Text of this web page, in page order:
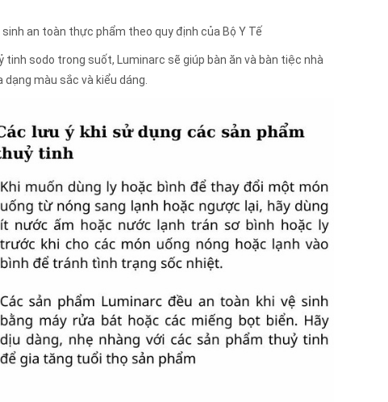
an toàn thực phẩm theo quy định của Bộ Y Tế
sodo trong suốt, Luminarc sẽ giúp bàn ăn và bàn tiệc nhà
màu sắc và kiểu dáng.